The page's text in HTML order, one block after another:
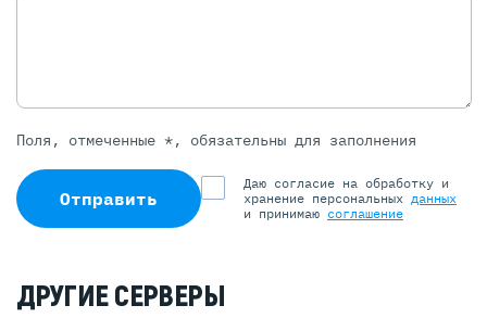
Поля, отмеченные *, обязательны для заполнения
Отправить
Даю согласие на обработку и
хранение персональных данных
и принимаю соглашение
ДРУГИЕ СЕРВЕРЫ